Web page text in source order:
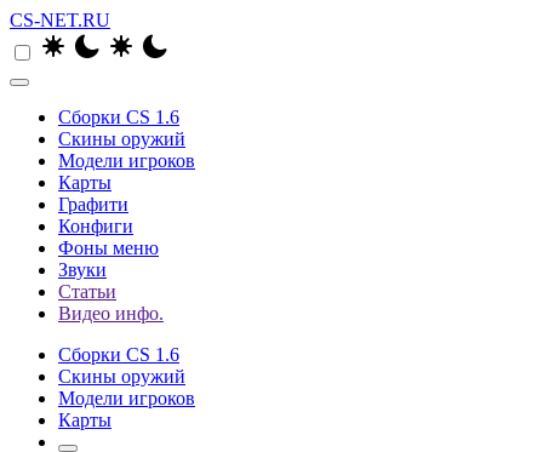
CS-NET.RU
Сборки CS 1.6
Скины оружий
Модели игроков
Карты
Графити
Конфиги
Фоны меню
Звуки
Статьи
Видео инфо.
Сборки CS 1.6
Скины оружий
Модели игроков
Карты